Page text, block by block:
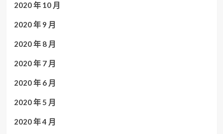
2020 年 10 月
2020 年 9 月
2020 年 8 月
2020 年 7 月
2020 年 6 月
2020 年 5 月
2020 年 4 月